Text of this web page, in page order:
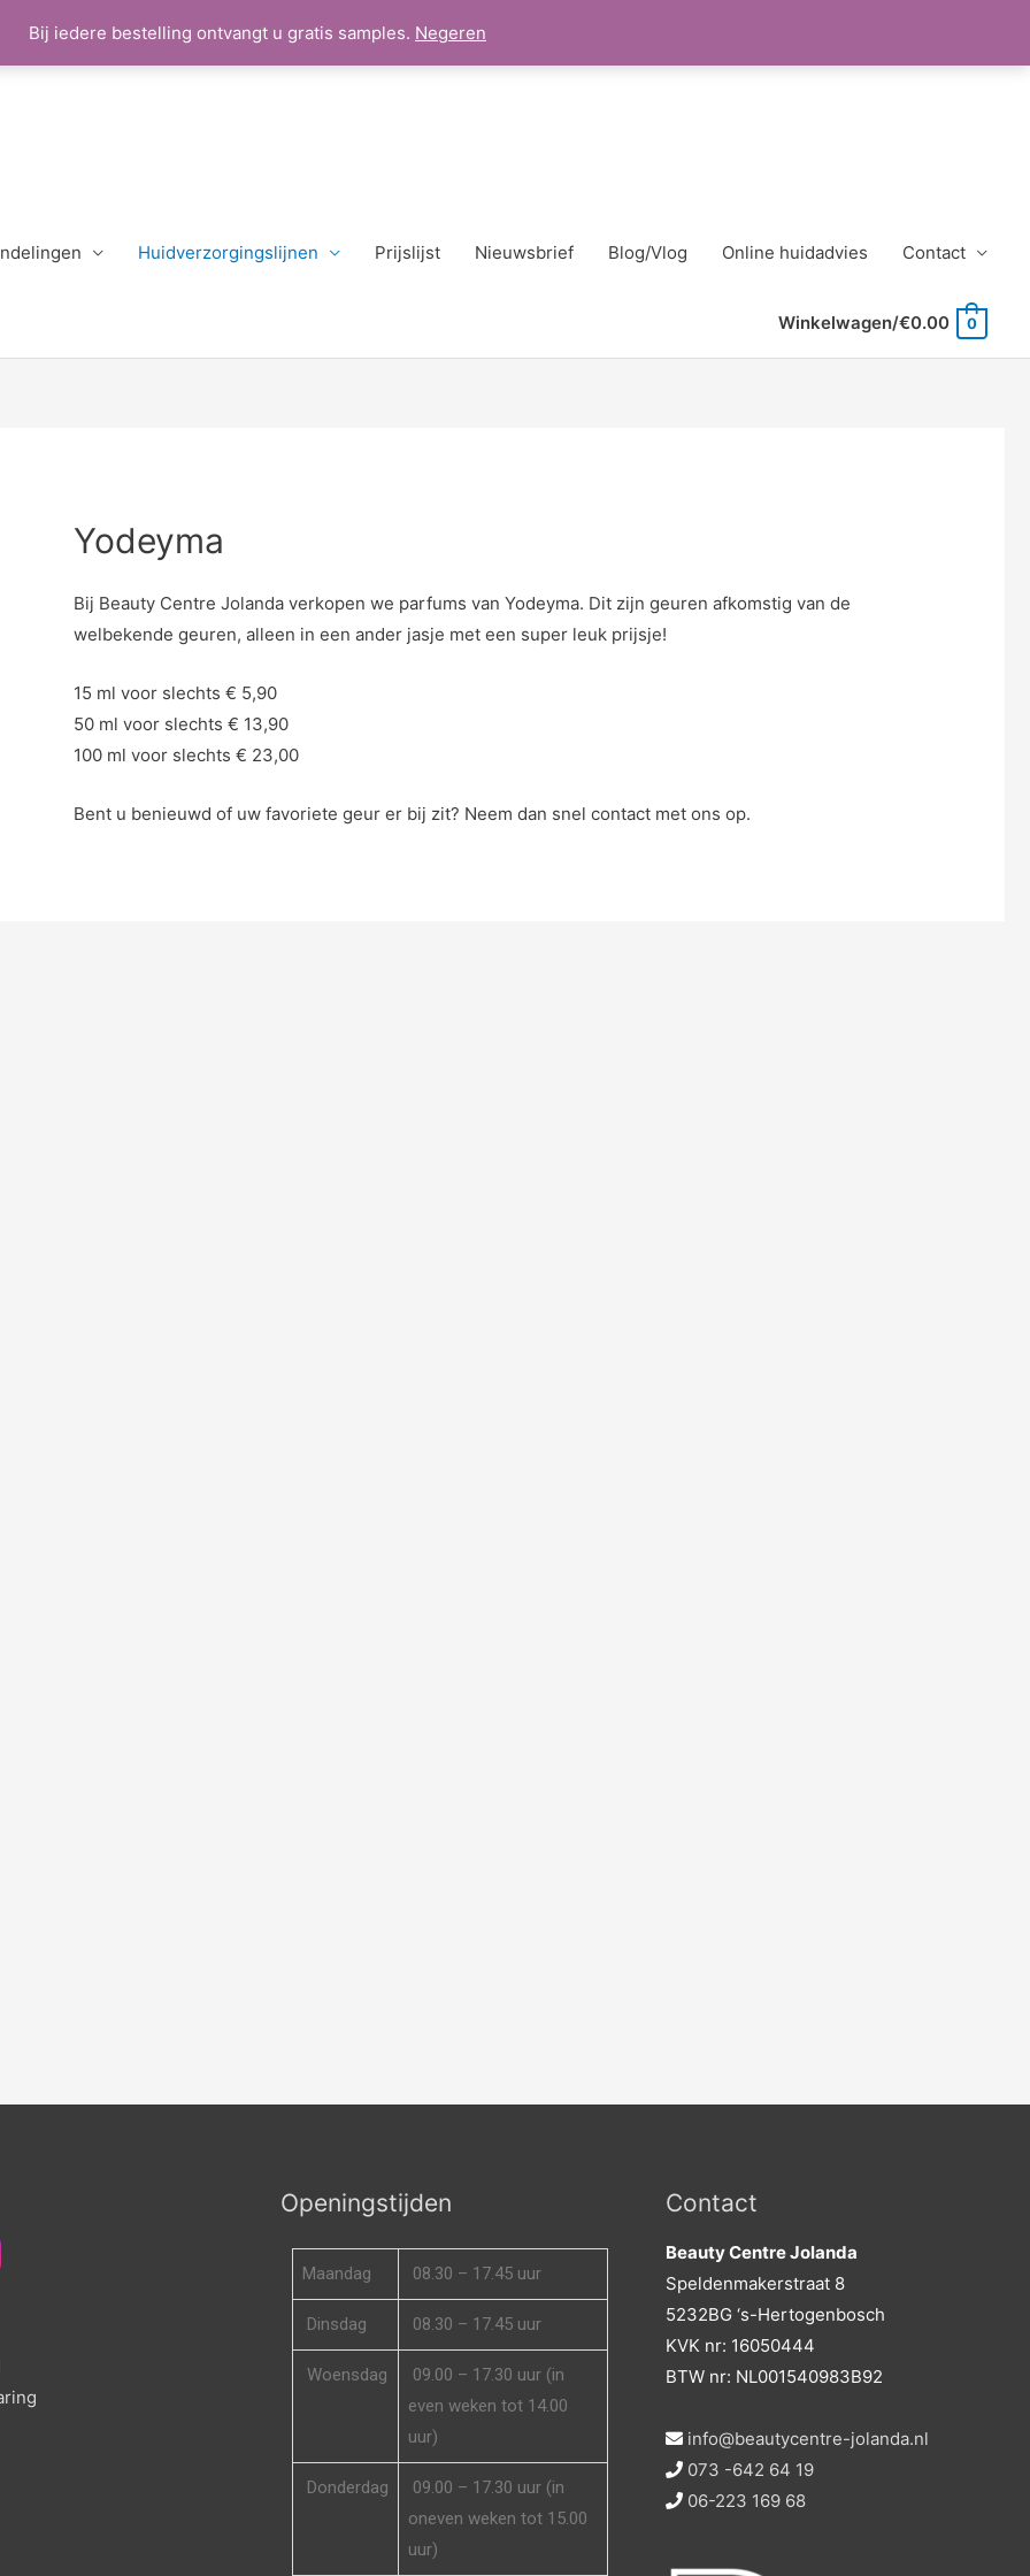
Bij iedere bestelling ontvangt u gratis samples. Negeren
Huidverzorgingslijnen Prijslijst Nieuwsbrief Blog/Vlog Online huidadvies Contact
Winkelwagen/€0.00 0
Yodeyma
Bij Beauty Centre Jolanda verkopen we parfums van Yodeyma. Dit zijn geuren afkomstig van de
welbekende geuren, alleen in een ander jasje met een super leuk prijsje!
15 ml voor slechts € 5,90
50 ml voor slechts € 13,90
100 ml voor slechts € 23,00
Bent u benieuwd of uw favoriete geur er bij zit? Neem dan snel contact met ons op.
Openingstijden
Maandag 08.30 – 17.45 uur
Dinsdag 08.30 – 17.45 uur
Woensdag
09.00 – 17.30 uur (in
even weken tot 14.00
uur)
Donderdag
09.00 – 17.30 uur (in
oneven weken tot 15.00
uur)
Contact
Beauty Centre Jolanda
Speldenmakerstraat 8
5232BG ‘s-Hertogenbosch
KVK nr: 16050444
BTW nr: NL001540983B92
info@beautycentre-jolanda.nl
073 -642 64 19
06-223 169 68